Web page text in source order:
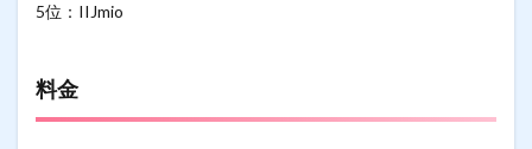
5位：IIJmio
料金